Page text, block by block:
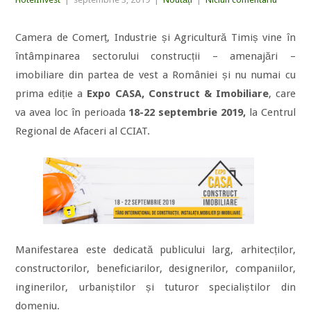
Camera de Comerț, Industrie și Agricultură Timiș vine în
întâmpinarea sectorului construcții – amenajări –
imobiliare din partea de vest a României și nu numai cu
prima ediție a Expo CASA, Construct & Imobiliare, care
va avea loc în perioada 18-22 septembrie 2019, la Centrul
Regional de Afaceri al CCIAT.
Manifestarea este dedicată publicului larg, arhitecților,
constructorilor, beneficiarilor, designerilor, companiilor,
inginerilor, urbaniștilor și tuturor specialiștilor din
domeniu.